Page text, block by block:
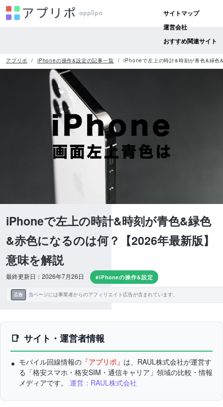
サイトマップ
運営会社
おすすめ関連サイト
アプリポ iPhoneの操作&設定の記事一覧 iPhoneで左上の時計&時刻が青色&緑色
iPhoneで左上の時計&時刻が青色&緑色
&赤色になるのは何？【2026年最新版】
意味を解説
最終更新日：2026年7月26日 #iPhoneの操作&設定
広告 当ページには事業者からのアフィリエイト広告が含まれています。
サイト・運営者情報
モバイル回線情報の 「アプリポ」 は、RAUL株式会社が運営す
る「格安スマホ・格安SIM・通信キャリア」領域の比較・情報
メディアです。 運営：RAUL株式会社